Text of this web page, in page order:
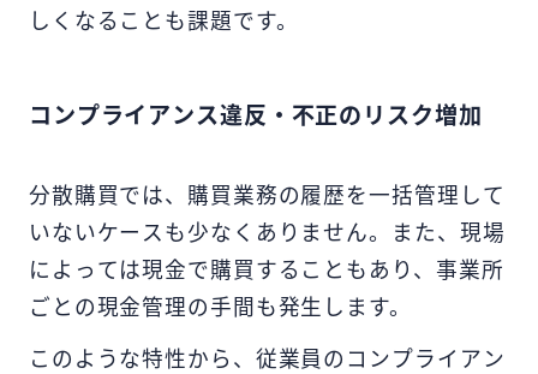
しくなることも課題です。
コンプライアンス違反・不正のリスク増加
分散購買では、購買業務の履歴を一括管理して
いないケースも少なくありません。また、現場
によっては現金で購買することもあり、事業所
ごとの現金管理の手間も発生します。
このような特性から、従業員のコンプライアン